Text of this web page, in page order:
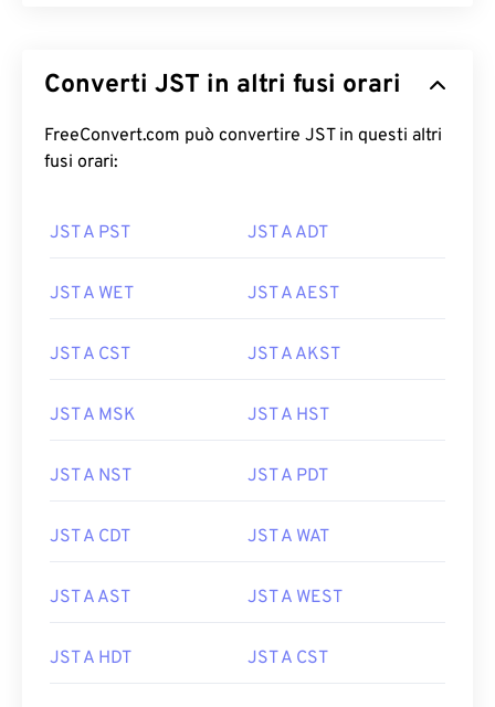
Converti JST in altri fusi orari
FreeConvert.com può convertire JST in questi altri
fusi orari:
JST A PST JST A ADT
JST A WET JST A AEST
JST A CST JST A AKST
JST A MSK JST A HST
JST A NST JST A PDT
JST A CDT JST A WAT
JST A AST JST A WEST
JST A HDT JST A CST